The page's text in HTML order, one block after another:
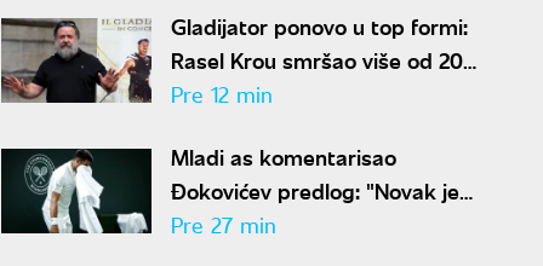
Gladijator ponovo u top formi:
Rasel Krou smršao više od 20
kilograma pa zapalio društvene
Pre 12 min
Mladi as komentarisao
Đokovićev predlog: "Novak je
sve stariji, zato nam predlaže
Pre 27 min